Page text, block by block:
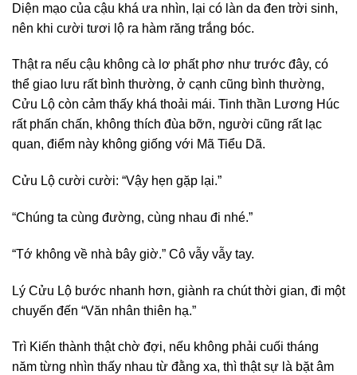
Diện mạo của cậu khá ưa nhìn, lại có làn da đen trời sinh,
nên khi cười tươi lộ ra hàm răng trắng bóc.
Thật ra nếu cậu không cà lơ phất phơ như trước đây, có
thể giao lưu rất bình thường, ở cạnh cũng bình thường,
Cửu Lộ còn cảm thấy khá thoải mái. Tinh thần Lương Húc
rất phấn chấn, không thích đùa bỡn, người cũng rất lạc
quan, điểm này không giống với Mã Tiểu Dã.
Cửu Lộ cười cười: “Vậy hẹn gặp lại.”
“Chúng ta cùng đường, cùng nhau đi nhé.”
“Tớ không về nhà bây giờ.” Cô vẫy vẫy tay.
Lý Cửu Lộ bước nhanh hơn, giành ra chút thời gian, đi một
chuyến đến “Văn nhân thiên hạ.”
Trì Kiến thành thật chờ đợi, nếu không phải cuối tháng
năm từng nhìn thấy nhau từ đằng xa, thì thật sự là bặt âm